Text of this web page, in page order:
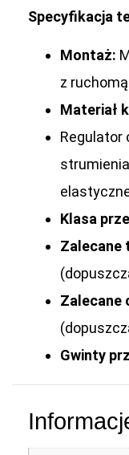
Specyfikacja
Montaż:
z
Materiał
Regulator
Klasa
Zalecane
Zalecane
Gwinty